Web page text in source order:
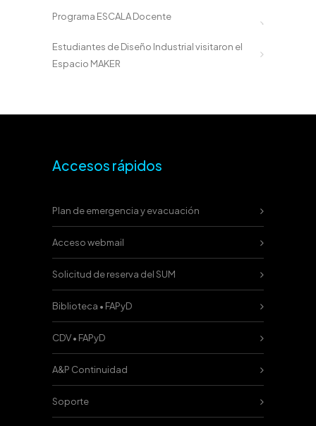
Programa ESCALA Docente
Estudiantes de Diseño Industrial visitaron el
Espacio MAKER
Accesos rápidos
Plan de emergencia y evacuación
Acceso webmail
Solicitud de reserva del SUM
Biblioteca • FAPyD
CDV • FAPyD
A&P Continuidad
Soporte